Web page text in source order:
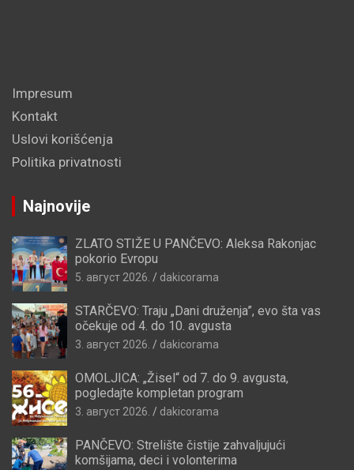
Impresum
Kontakt
Uslovi korišćenja
Politika privatnosti
Najnovije
ZLATO STIŽE U PANČEVO: Aleksa Rakonjac
pokorio Evropu
5. август 2026. dakicorama
STARČEVO: Traju „Dani druženja”, evo šta vas
očekuje od 4. do 10. avgusta
3. август 2026. dakicorama
OMOLJICA: „Žisel“ od 7. do 9. avgusta,
pogledajte kompletan program
3. август 2026. dakicorama
PANČEVO: Strelište čistije zahvaljujući
komšijama, deci i volonterima